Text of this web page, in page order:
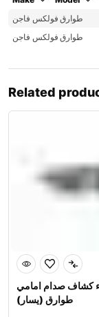
فولكس فاجن طوارق
فولكس فاجن طوارق
Related
كشاف صدام امامي
طوارق (يسار)